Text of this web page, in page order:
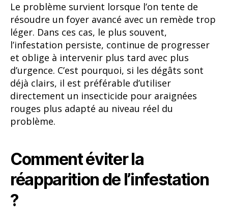
Le problème survient lorsque l’on tente de
résoudre un foyer avancé avec un remède trop
léger. Dans ces cas, le plus souvent,
l’infestation persiste, continue de progresser
et oblige à intervenir plus tard avec plus
d’urgence. C’est pourquoi, si les dégâts sont
déjà clairs, il est préférable d’utiliser
directement un insecticide pour araignées
rouges plus adapté au niveau réel du
problème.
Comment éviter la
réapparition de l’infestation
?